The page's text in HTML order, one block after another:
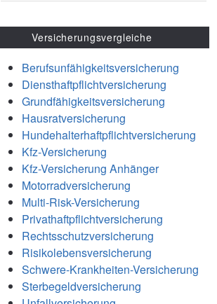
Versicherungsvergleiche
Berufsunfähigkeitsversicherung
Diensthaftpflichtversicherung
Grundfähigkeitsversicherung
Hausratversicherung
Hundehalterhaftpflichtversicherung
Kfz-Versicherung
Kfz-Versicherung Anhänger
Motorradversicherung
Multi-Risk-Versicherung
Privathaftpflichtversicherung
Rechtsschutzversicherung
Risikolebensversicherung
Schwere-Krankheiten-Versicherung
Sterbegeldversicherung